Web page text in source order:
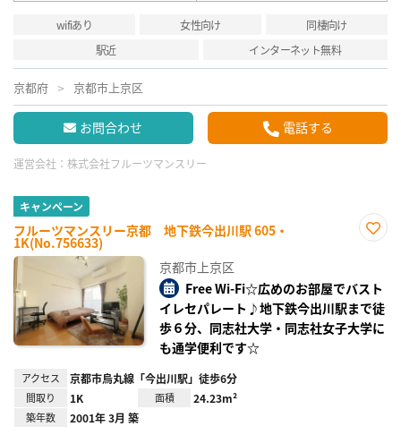
wifiあり 女性向け
同棲向け
駅近
インターネット無料
京都府 京都市上京区
お問合わせ 電話する
運営会社： 株式会社フルーツマンスリー
キャンペーン
フルーツマンスリー京都 地下鉄今出川駅 605・
1K(No.756633)
録
京都市上京区
Free Wi-Fi☆広めのお部屋でバスト
イレセパレート♪地下鉄今出川駅まで徒
歩６分、同志社大学・同志社女子大学に
も通学便利です☆
アクセス 京都市烏丸線「今出川駅」徒歩6分
間取り 1K 面積 24.23m²
築年数 2001年 3月 築